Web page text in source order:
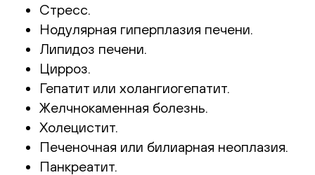
Стресс.
Нодулярная гиперплазия печени.
Липидоз печени.
Цирроз.
Гепатит или холангиогепатит.
Желчнокаменная болезнь.
Холецистит.
Печеночная или билиарная неоплазия.
Панкреатит.